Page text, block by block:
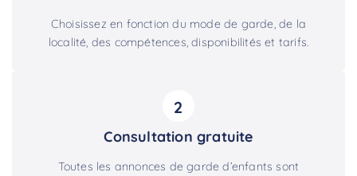
Choisissez en fonction du mode de garde, de la
localité, des compétences, disponibilités et tarifs.
2
Consultation gratuite
Toutes les annonces de garde d’enfants sont